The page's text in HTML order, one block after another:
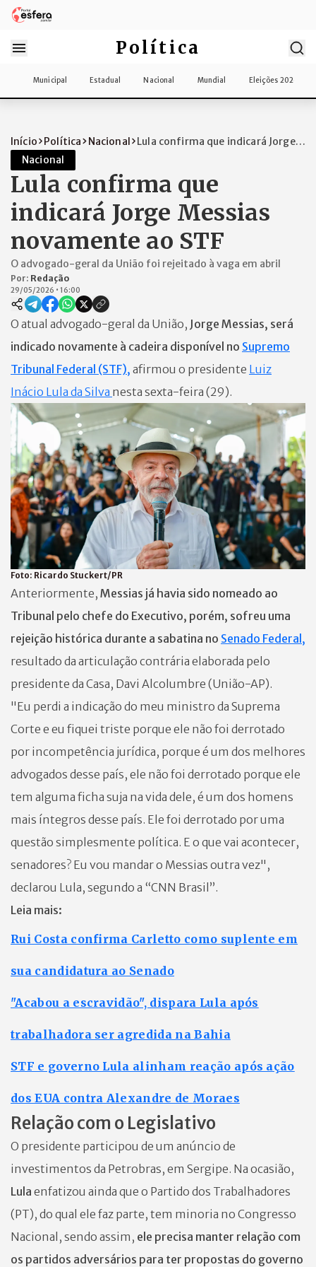
Política
Municipal Estadual Nacional Mundial Eleições 2026
Início Política Nacional
Lula confirma que indicará Jorge
Nacional
Lula confirma que
indicará Jorge Messias
novamente ao STF
O advogado-geral da União foi rejeitado à vaga em abril
Por: Redação
29/05/2026 • 16:00
O atual advogado-geral da União, Jorge Messias, será
indicado novamente à cadeira disponível no Supremo
Tribunal Federal (STF), afirmou o presidente Luiz
Inácio Lula da Silva nesta sexta-feira (29).
Foto: Ricardo Stuckert/PR
Anteriormente, Messias já havia sido nomeado ao
Tribunal pelo chefe do Executivo, porém, sofreu uma
rejeição histórica durante a sabatina no Senado Federal,
resultado da articulação contrária elaborada pelo
presidente da Casa, Davi Alcolumbre (União-AP).
"Eu perdi a indicação do meu ministro da Suprema
Corte e eu fiquei triste porque ele não foi derrotado
por incompetência jurídica, porque é um dos melhores
advogados desse país, ele não foi derrotado porque ele
tem alguma ficha suja na vida dele, é um dos homens
mais íntegros desse país. Ele foi derrotado por uma
questão simplesmente política. E o que vai acontecer,
senadores? Eu vou mandar o Messias outra vez",
declarou Lula, segundo a “CNN Brasil”.
Leia mais:
Rui Costa confirma Carletto como suplente em
sua candidatura ao Senado
"Acabou a escravidão", dispara Lula após
trabalhadora ser agredida na Bahia
STF e governo Lula alinham reação após ação
dos EUA contra Alexandre de Moraes
Relação com o Legislativo
O presidente participou de um anúncio de
investimentos da Petrobras, em Sergipe. Na ocasião,
Lula enfatizou ainda que o Partido dos Trabalhadores
(PT), do qual ele faz parte, tem minoria no Congresso
Nacional, sendo assim, ele precisa manter relação com
os partidos adversários para ter propostas do governo